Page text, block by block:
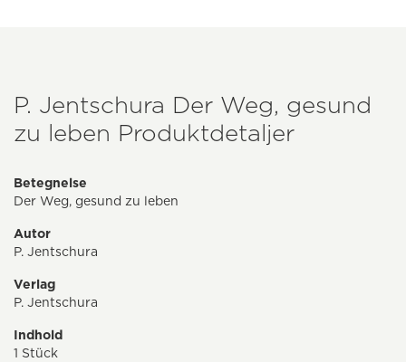
P. Jentschura Der Weg, gesund
zu leben Produktdetaljer
Betegnelse
Der Weg, gesund zu leben
Autor
P. Jentschura
Verlag
P. Jentschura
Indhold
1 Stück